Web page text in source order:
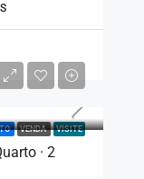
VENDA VISITE
· 2